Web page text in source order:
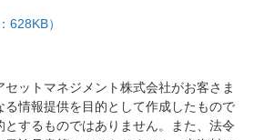
628KB）
ットマネジメント株式会社がお客さま
る情報提供を目的として作成したもので
するものではありません。また、法令